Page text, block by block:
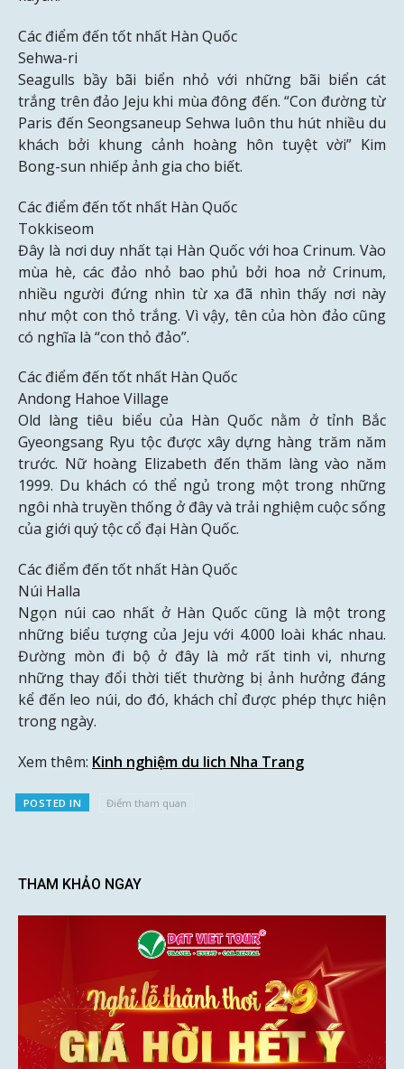
Các điểm đến tốt nhất Hàn Quốc
Sehwa-ri
Seagulls bầy bãi biển nhỏ với những bãi biển cát
trắng trên đảo Jeju khi mùa đông đến. “Con đường từ
Paris đến Seongsaneup Sehwa luôn thu hút nhiều du
khách bởi khung cảnh hoàng hôn tuyệt vời” Kim
Bong-sun nhiếp ảnh gia cho biết.
Các điểm đến tốt nhất Hàn Quốc
Tokkiseom
Đây là nơi duy nhất tại Hàn Quốc với hoa Crinum. Vào
mùa hè, các đảo nhỏ bao phủ bởi hoa nở Crinum,
nhiều người đứng nhìn từ xa đã nhìn thấy nơi này
như một con thỏ trắng. Vì vậy, tên của hòn đảo cũng
có nghĩa là “con thỏ đảo”.
Các điểm đến tốt nhất Hàn Quốc
Andong Hahoe Village
Old làng tiêu biểu của Hàn Quốc nằm ở tỉnh Bắc
Gyeongsang Ryu tộc được xây dựng hàng trăm năm
trước. Nữ hoàng Elizabeth đến thăm làng vào năm
1999. Du khách có thể ngủ trong một trong những
ngôi nhà truyền thống ở đây và trải nghiệm cuộc sống
của giới quý tộc cổ đại Hàn Quốc.
Các điểm đến tốt nhất Hàn Quốc
Núi Halla
Ngọn núi cao nhất ở Hàn Quốc cũng là một trong
những biểu tượng của Jeju với 4.000 loài khác nhau.
Đường mòn đi bộ ở đây là mở rất tinh vi, nhưng
những thay đổi thời tiết thường bị ảnh hưởng đáng
kể đến leo núi, do đó, khách chỉ được phép thực hiện
trong ngày.
Xem thêm: Kinh nghiệm du lich Nha Trang
POSTED IN Điểm tham quan
THAM KHẢO NGAY